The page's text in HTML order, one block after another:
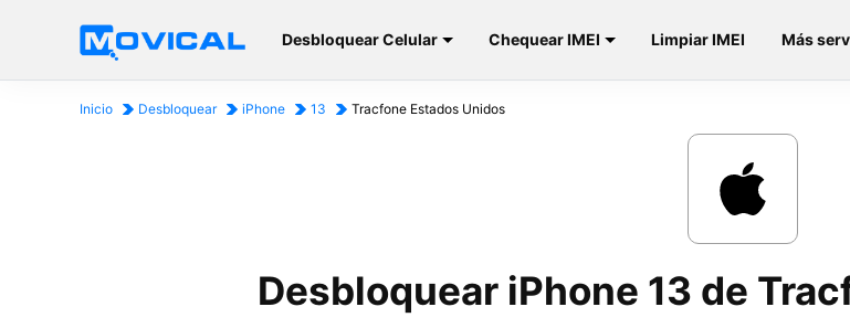
Desbloquear Celular Chequear IMEI Limpiar IMEI Más
Inicio Desbloquear iPhone 13 Tracfone Estados Unidos
Desbloquear iPhone 13 de